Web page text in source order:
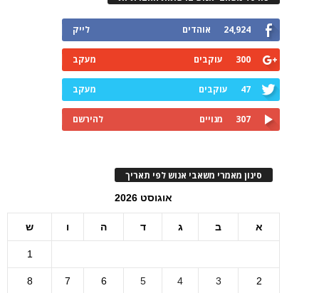
24,924 אוהדים לייק
300 עוקבים מעקב
47 עוקבים מעקב
307 מנויים להירשם
סינון מאמרי משאבי אנוש לפי תאריך
אוגוסט 2026
א ב ג ד ה ו ש
1
2
3
4
5
6
7
8